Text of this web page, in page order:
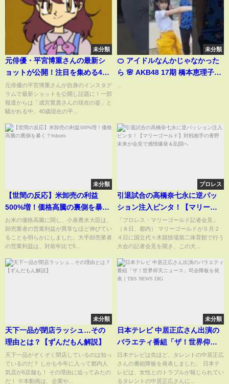
未分類
元俳優・平宮博重さんの最新シ
ョットが公開！注目を集める40
歳現在の姿とは？
元俳優の平宮博重さんが自身のインスタグ
ラムで最新ショットを公開し話題に！一部
報道からは「成宮寛貴さんの現在の姿」と
騒がれる中、40歳現在の平...
未分類
🍊 アイドルなんかじゃなかった
ら 🌸 AKB48 17期 橋本恵理子
未分類
【世間の反応】米卸売の利益
500%増！価格高騰の裏側を暴
く？#shorts
お米の価格高騰に関し、小泉農水大臣は、
卸売業者の営業利益が異常なほど伸びてい
ることを明らかにしました。大手卸売業者
の営業利益は、対前年比で5...
プロレス
引退試合の高橋奈七永に逆パッ
ション注入ビンタ！【マリーゴ
ールド】対戦相手の青野未来が
会見で感情爆発＆乱闘へ
「プロレス・マリーゴールド記者会見」
（８日、都内） マリーゴールドが５月２
４日に国立代々木競技場第二体育館で行う
大会の記者会見を開き、この大...
未分類
天下一品が閉店ラッシュ…その
理由とは？【ずんだもん解説】
天下一品がぞくぞく閉店しているのは知っ
ているのだ？ しかも今年に入って都内人
気店が6店舗も！ その理由に迫ってみたの
だ！ ※本動画は、企業や...
未分類
日本テレビ 中居正広さん出演の
バラエティ番組「ザ！世界仰天
ニュース」司会降板を発表｜
TBS NEWS DIG
日本テレビは先ほど、タレントの中居正広
さんの番組降板を発表しました。 日本テ
レビは、女性とのトラブルが報じられてい
るタレントの中居正広さんに...